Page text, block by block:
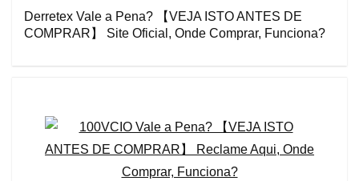
Derretex Vale a Pena? 【VEJA ISTO ANTES DE
COMPRAR】 Site Oficial, Onde Comprar, Funciona?